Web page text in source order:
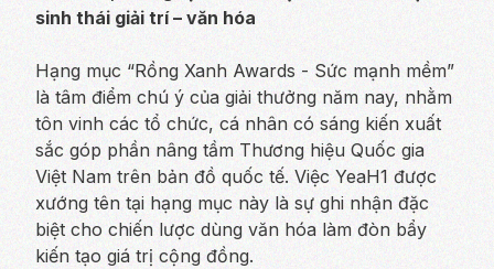
sinh thái giải trí – văn hóa
Hạng mục “Rồng Xanh Awards - Sức mạnh mềm”
là tâm điểm chú ý của giải thưởng năm nay, nhằm
tôn vinh các tổ chức, cá nhân có sáng kiến xuất
sắc góp phần nâng tầm Thương hiệu Quốc gia
Việt Nam trên bản đồ quốc tế. Việc YeaH1 được
xướng tên tại hạng mục này là sự ghi nhận đặc
biệt cho chiến lược dùng văn hóa làm đòn bẩy
kiến tạo giá trị cộng đồng.